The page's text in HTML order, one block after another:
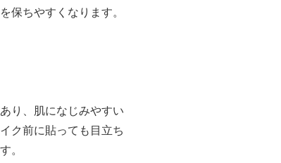
保ちやすくなります。
り、肌になじみやすい
ク前に貼っても目立ち
。